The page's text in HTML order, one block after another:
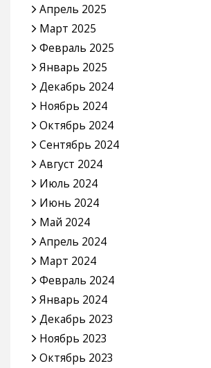
Апрель 2025
Март 2025
Февраль 2025
Январь 2025
Декабрь 2024
Ноябрь 2024
Октябрь 2024
Сентябрь 2024
Август 2024
Июль 2024
Июнь 2024
Май 2024
Апрель 2024
Март 2024
Февраль 2024
Январь 2024
Декабрь 2023
Ноябрь 2023
Октябрь 2023